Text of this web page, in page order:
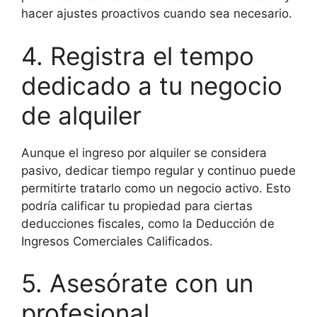
hacer ajustes proactivos cuando sea necesario.
4. Registra el tempo
dedicado a tu negocio
de alquiler
Aunque el ingreso por alquiler se considera
pasivo, dedicar tiempo regular y continuo puede
permitirte tratarlo como un negocio activo. Esto
podría calificar tu propiedad para ciertas
deducciones fiscales, como la Deducción de
Ingresos Comerciales Calificados.
5. Asesórate con un